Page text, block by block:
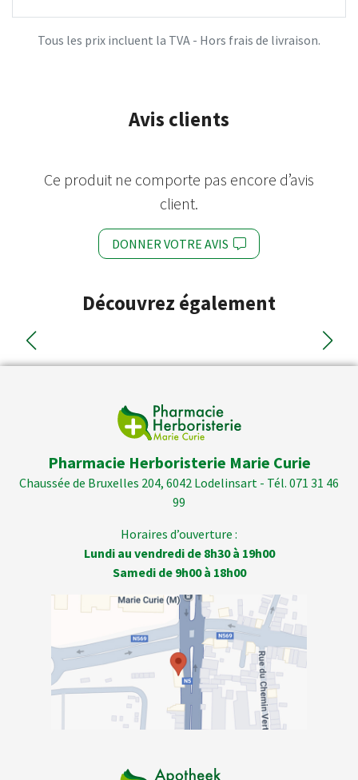
Tous les prix incluent la TVA - Hors frais de livraison.
Avis clients
Ce produit ne comporte pas encore d’avis
client.
DONNER VOTRE AVIS
Découvrez également
Pharmacie Herboristerie Marie Curie
Chaussée de Bruxelles 204, 6042 Lodelinsart - Tél. 071 31 46
99
Horaires d’ouverture :
Lundi au vendredi de 8h30 à 19h00
Samedi de 9h00 à 18h00